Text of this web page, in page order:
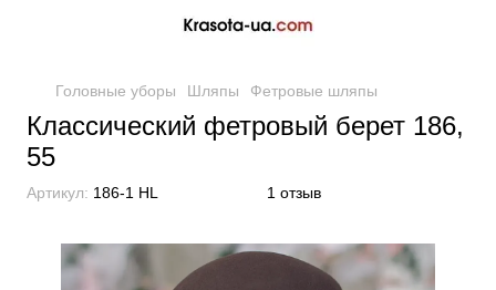
Головные уборы Шляпы Фетровые шляпы
Классический фетровый берет 186,
55
Артикул: 186-1 HL 1 отзыв